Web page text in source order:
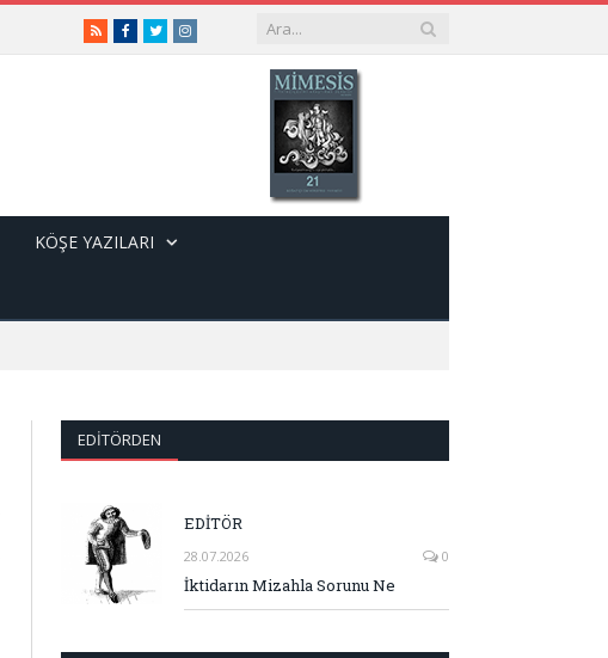
RSSFacebook
TwitterInstagram
KÖŞE YAZILARI
EDITÖRDEN
EDİTÖR
28.07.2026 0
İktidarın Mizahla Sorunu Ne